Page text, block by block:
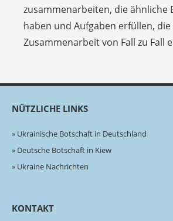
zusammenarbeiten, die ähnliche
haben und Aufgaben erfüllen,
Zusammenarbeit von Fall zu Fall
NÜTZLICHE LINKS
Ukrainische Botschaft in Deutschland
Deutsche Botschaft in Kiew
Ukraine Nachrichten
KONTAKT